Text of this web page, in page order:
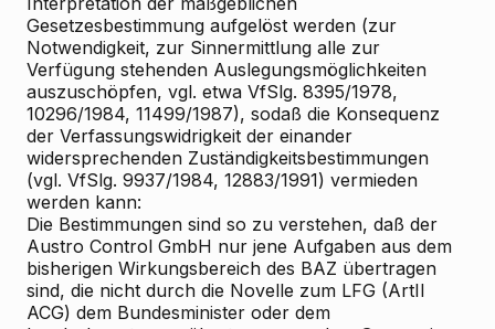
Gesetzesbestimmung aufgelöst werden (zur
Notwendigkeit, zur Sinnermittlung alle zur
Verfügung stehenden Auslegungsmöglichkeiten
auszuschöpfen, vgl. etwa VfSlg. 8395/1978,
10296/1984, 11499/1987), sodaß die Konsequenz
der Verfassungswidrigkeit der einander
widersprechenden Zuständigkeitsbestimmungen
(vgl. VfSlg. 9937/1984, 12883/1991) vermieden
werden kann:
Die Bestimmungen sind so zu verstehen, daß der
Austro Control GmbH nur jene Aufgaben aus dem
bisherigen Wirkungsbereich des BAZ übertragen
sind, die nicht durch die Novelle zum LFG (ArtII
ACG) dem Bundesminister oder dem